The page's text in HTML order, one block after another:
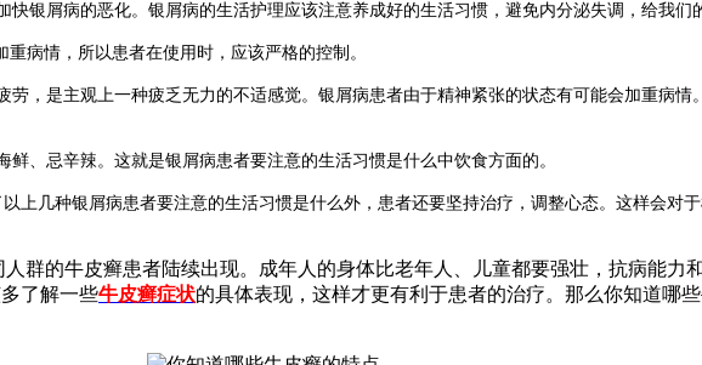
银屑病的恶化。银屑病的生活护理应该注意养成好的生活习惯，避免内分泌失调，给我们
病情，所以患者在使用时，应该严格的控制。
，是主观上一种疲乏无力的不适感觉。银屑病患者由于精神紧张的状态有可能会加重病情
、忌辛辣。这就是银屑病患者要注意的生活习惯是什么中饮食方面的。
几种银屑病患者要注意的生活习惯是什么外，患者还要坚持治疗，调整心态。这样会对
群的牛皮癣患者陆续出现。成年人的身体比老年人、儿童都要强壮，抗病能力
了解一些牛皮癣症状的具体表现，这样才更有利于患者的治疗。那么你知道哪